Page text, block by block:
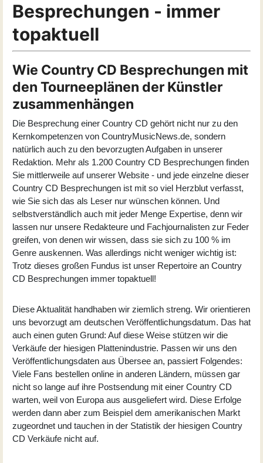
Besprechungen - immer
topaktuell
Wie Country CD Besprechungen mit
den Tourneeplänen der Künstler
zusammenhängen
Die Besprechung einer Country CD gehört nicht nur zu den
Kernkompetenzen von CountryMusicNews.de, sondern
natürlich auch zu den bevorzugten Aufgaben in unserer
Redaktion. Mehr als 1.200 Country CD Besprechungen finden
Sie mittlerweile auf unserer Website - und jede einzelne dieser
Country CD Besprechungen ist mit so viel Herzblut verfasst,
wie Sie sich das als Leser nur wünschen können. Und
selbstverständlich auch mit jeder Menge Expertise, denn wir
lassen nur unsere Redakteure und Fachjournalisten zur Feder
greifen, von denen wir wissen, dass sie sich zu 100 % im
Genre auskennen. Was allerdings nicht weniger wichtig ist:
Trotz dieses großen Fundus ist unser Repertoire an Country
CD Besprechungen immer topaktuell!
Diese Aktualität handhaben wir ziemlich streng. Wir orientieren
uns bevorzugt am deutschen Veröffentlichungsdatum. Das hat
auch einen guten Grund: Auf diese Weise stützen wir die
Verkäufe der hiesigen Plattenindustrie. Passen wir uns den
Veröffentlichungsdaten aus Übersee an, passiert Folgendes:
Viele Fans bestellen online in anderen Ländern, müssen gar
nicht so lange auf ihre Postsendung mit einer Country CD
warten, weil von Europa aus ausgeliefert wird. Diese Erfolge
werden dann aber zum Beispiel dem amerikanischen Markt
zugeordnet und tauchen in der Statistik der hiesigen Country
CD Verkäufe nicht auf.